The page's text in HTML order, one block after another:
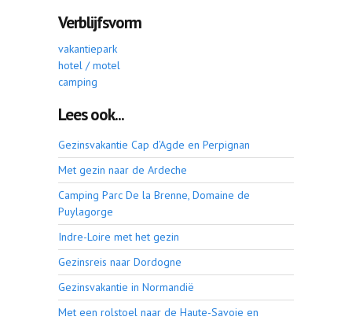
Verblijfsvorm
vakantiepark
hotel / motel
camping
Lees ook...
Gezinsvakantie Cap d’Agde en Perpignan
Met gezin naar de Ardeche
Camping Parc De la Brenne, Domaine de
Puylagorge
Indre-Loire met het gezin
Gezinsreis naar Dordogne
Gezinsvakantie in Normandië
Met een rolstoel naar de Haute-Savoie en